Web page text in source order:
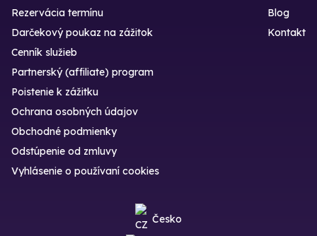
Rezervácia termínu
Darčekový poukaz na zážitok
Blog
Kontakt
Cenník služieb
Partnerský (affiliate) program
Poistenie k zážitku
Ochrana osobných údajov
Obchodné podmienky
Odstúpenie od zmluvy
Vyhlásenie o používaní cookies
Česko